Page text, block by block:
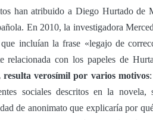
han atribuido a Diego Hurtado de
En 2010, la investigadora
incluían la frase «legajo de
relacionada con los papeles de
verosímil por varios motivos
sociales descritos en la novela,
de anonimato que explicaría por